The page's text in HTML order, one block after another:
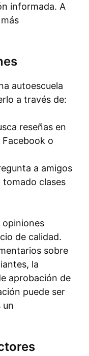
informada. A
autoescuela
a través de:
reseñas en
o
a amigos
tomado clases
opiniones
de calidad.
sobre
la
aprobación de
puede ser
un